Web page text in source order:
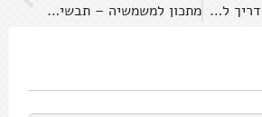
מה זה אוממי? המדריך לשימוש בטעם החמישי מתכון למשמשיה – תבשיל בקר במשמשים ודלעת